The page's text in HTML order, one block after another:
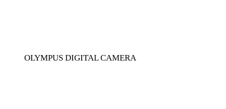
OLYMPUS DIGITAL CAMERA